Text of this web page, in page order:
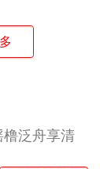
泛舟享清